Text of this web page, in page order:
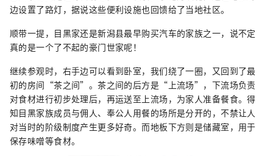
边设置了路灯，据说这些便利设施也回馈给了当地社区。
顺带一提，目黑家还是新潟县最早购买汽车的家族之一，说不定
真的是一个了不起的豪门世家呢！
继续参观时，右手边可以看到卧室，我们绕了一圈，又回到了最
初的房间“茶之间”。茶之间的后方是“上流场”，下流场负责
对食材进行初步处理后，再运送至上流场，为家人准备餐食。得
知目黑家族成员与佣人、奉公人用餐的场所是分开的，不禁让人
对当时的阶级制度产生更多好奇。而地板下方则是储藏室，用于
保存味噌等食材。